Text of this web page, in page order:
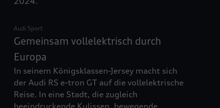
Audi Sport
Gemeinsam vollelektrisch durch
Europa
In seinem Königsklassen-Jersey macht sich
der Audi RS e-tron GT auf die vollelektrische
Reise. In eine Stadt, die zugleich
beeindruckende Kulissen, bewegende